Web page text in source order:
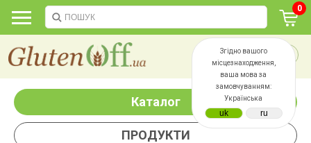
Згідно вашого
місцезнаходження,
ваша мова за
замовчуванням:
Українська
0
Каталог
ПРОДУКТИ